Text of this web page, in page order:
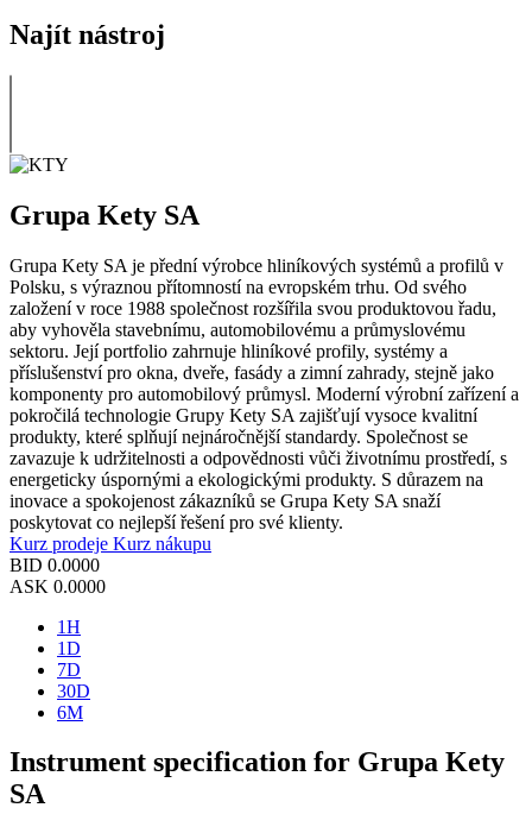
Najít nástroj
Grupa Kety SA
Grupa Kety SA je přední výrobce hliníkových systémů a profilů v
Polsku, s výraznou přítomností na evropském trhu. Od svého
založení v roce 1988 společnost rozšířila svou produktovou řadu,
aby vyhověla stavebnímu, automobilovému a průmyslovému
sektoru. Její portfolio zahrnuje hliníkové profily, systémy a
příslušenství pro okna, dveře, fasády a zimní zahrady, stejně jako
komponenty pro automobilový průmysl. Moderní výrobní zařízení a
pokročilá technologie Grupy Kety SA zajišťují vysoce kvalitní
produkty, které splňují nejnáročnější standardy. Společnost se
zavazuje k udržitelnosti a odpovědnosti vůči životnímu prostředí, s
energeticky úspornými a ekologickými produkty. S důrazem na
inovace a spokojenost zákazníků se Grupa Kety SA snaží
poskytovat co nejlepší řešení pro své klienty.
Kurz prodeje Kurz nákupu
BID 0.0000
ASK 0.0000
1H
1D
7D
30D
6M
Instrument specification for Grupa Kety
SA